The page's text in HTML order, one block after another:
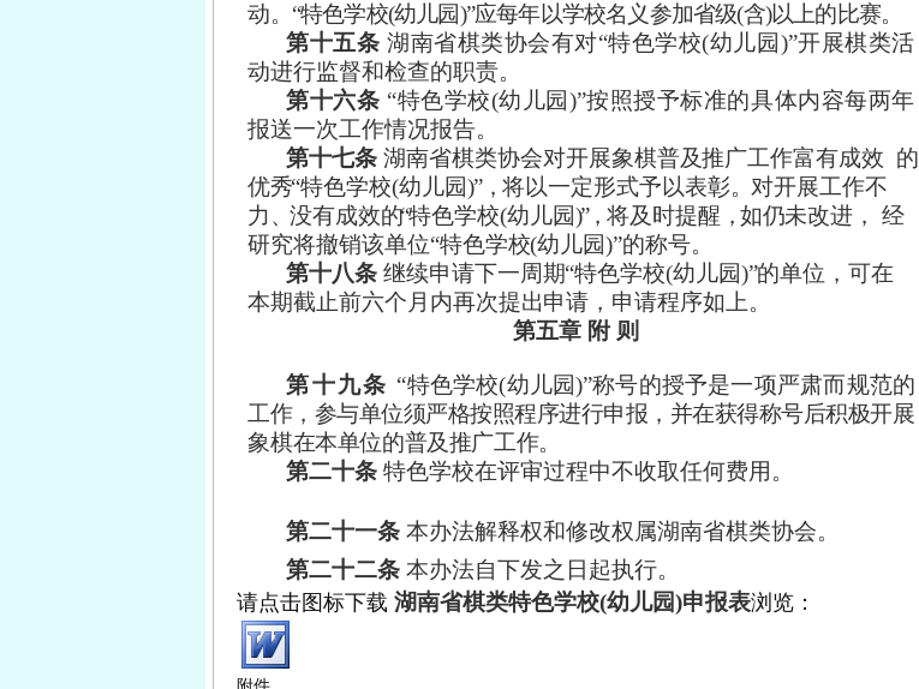
动。 “特色学校(幼儿园)”应每年以学校名义参加省级(含)以上的比赛。
第十五条 湖南省棋类协会有对“特色学校(幼儿园)”开展棋类活
动进行监督和检查的职责。
第十六条 “特色学校(幼儿园)”按照授予标准的具体内容每两年
报送一次工作情况报告。
第十七条 湖南省棋类协会对开展象棋普及推广工作富有成效 的
优秀“特色学校(幼 儿园)”，将以一定形式予以表彰。 对开展工作不
力 、 没有成效的“特色学校(幼 儿园)”，将及 时提醒 ， 如仍未改进 ，
经
研究将撤销该单位“特色学校(幼 儿园)”的称号。
第十八条 继续申请下一周期“特色学校(幼 儿园)”的单位 ， 可在
本期截 止前六个 月内再次提出申请 ， 申请程序如 上。
第五章 附 则
第十九条 “特色学校(幼儿园)”称号的授予是一项严肃而规范的
工作，参与单位须严格按照程序进行申报，并在获得称号后积极开展
象棋在本单位的普及推广工作。
第二十条 特色学校在评审过程中不收取任何费用。
第二十一条 本办法解释权和修改权属湖南省棋类协会。
第二十二条 本办法自下发之日起执行。
请点击图标下载 湖南省棋类特色学校(幼儿园)申报表浏览：